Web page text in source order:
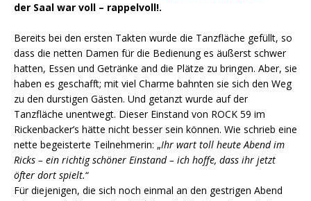
der Saal war voll – rappelvoll!.
Bereits bei den ersten Takten wurde die Tanzfläche gefüllt, so
dass die netten Damen für die Bedienung es äußerst schwer
hatten, Essen und Getränke and die Plätze zu bringen. Aber, sie
haben es geschafft; mit viel Charme bahnten sie sich den Weg
zu den durstigen Gästen. Und getanzt wurde auf der
Tanzfläche unentwegt. Dieser Einstand von ROCK 59 im
Rickenbacker’s hätte nicht besser sein können. Wie schrieb eine
nette begeisterte Teilnehmerin: „Ihr wart toll heute Abend im
Ricks – ein richtig schöner Einstand – ich hoffe, dass ihr jetzt
öfter dort spielt.“
Für diejenigen, die sich noch einmal an den gestrigen Abend